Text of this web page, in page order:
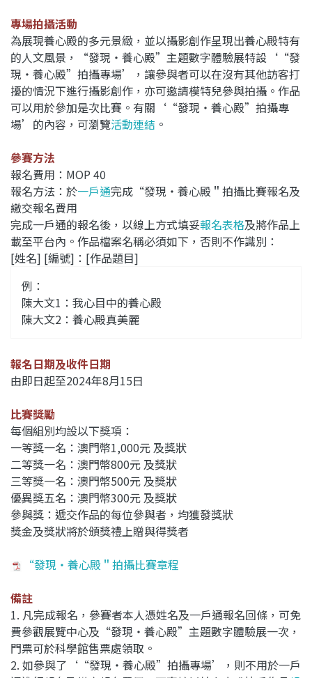
專場拍攝活動
為展現養心殿的多元景緻，並以攝影創作呈現出養心殿特有
的人文風景，“發現‧養心殿”主題數字體驗展特設‘“發
現‧養心殿”拍攝專場’，讓參與者可以在沒有其他訪客打
擾的情況下進行攝影創作，亦可邀請模特兒參與拍攝。作品
可以用於參加是次比賽。 有關‘“發現‧養心殿”拍攝專
場’的內容，可瀏覽活動連結 。
參賽方法
報名費用：MOP 40
報名方法：於一戶通完成“發現‧養心殿＂拍攝比賽報名及
繳交報名費用
完成一戶通的報名後，以線上方式填妥報名表格及將作品上
載至平台內。 作品檔案名稱必須如下，否則不作識別：
[姓名] [編號]：[作品題目]
例：
陳大文1：我心目中的養心殿
陳大文2：養心殿真美麗
報名日期及收件日期
由即日起至2024年8月15日
比賽獎勵
每個組別均設以下獎項：
一等獎一名：澳門幣1,000元 及獎狀
二等獎一名：澳門幣800元 及獎狀
三等獎一名：澳門幣500元 及獎狀
優異獎五名：澳門幣300元 及獎狀
參與獎：遞交作品的每位參與者，均獲發獎狀
獎金及獎狀將於頒獎禮上贈與得獎者
“發現‧養心殿＂拍攝比賽章程
備註
1. 凡完成報名， 參賽者本人憑姓名及一戶通報名回條，可免
費參觀展覽中心及“發現‧養心殿”主題數字體驗展一次，
門票可於科學館售票處領取。
2. 如參與了‘“發現‧養心殿”拍攝專場’，則不用於一戶